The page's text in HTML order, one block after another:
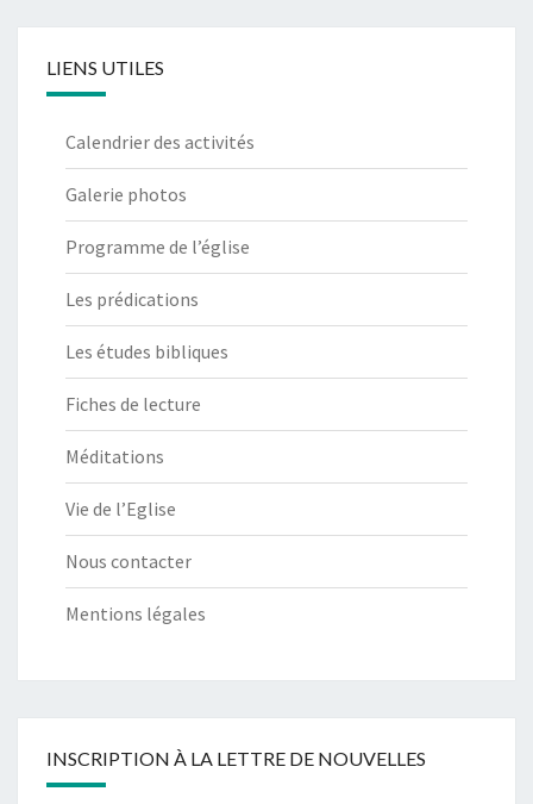
LIENS UTILES
Calendrier des activités
Galerie photos
Programme de l’église
Les prédications
Les études bibliques
Fiches de lecture
Méditations
Vie de l’Eglise
Nous contacter
Mentions légales
INSCRIPTION À LA LETTRE DE NOUVELLES